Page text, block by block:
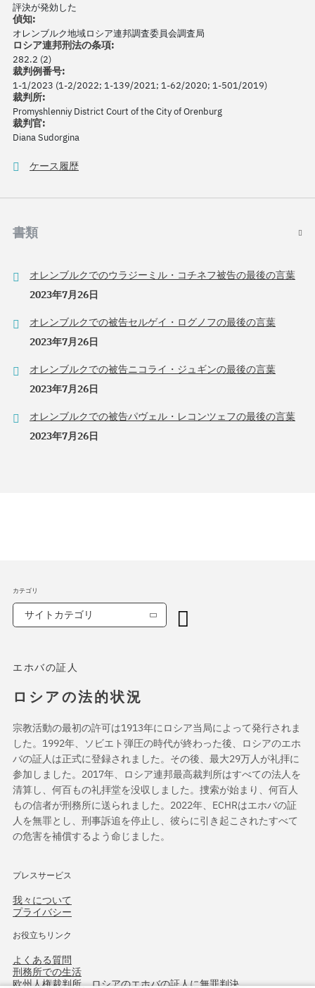
評決が発効した
偵知:
オレンブルク地域ロシア連邦調査委員会調査局
ロシア連邦刑法の条項:
282.2 (2)
裁判例番号:
1-1/2023 (1-2/2022; 1-139/2021; 1-62/2020; 1-501/2019)
裁判所:
Promyshlenniy District Court of the City of Orenburg
裁判官:
Diana Sudorgina
ケース履歴
書類
オレンブルクでのウラジーミル・コチネフ被告の最後の言葉
2023年7月26日
オレンブルクでの被告セルゲイ・ログノフの最後の言葉
2023年7月26日
オレンブルクでの被告ニコライ・ジュギンの最後の言葉
2023年7月26日
オレンブルクでの被告パヴェル・レコンツェフの最後の言葉
2023年7月26日
エホバの証人
ロシアの法的状況
宗教活動の最初の許可は1913年にロシア当局によって発行されま
した。1992年、ソビエト弾圧の時代が終わった後、ロシアのエホ
バの証人は正式に登録されました。その後、最大29万人が礼拝に
参加しました。2017年、ロシア連邦最高裁判所はすべての法人を
清算し、何百もの礼拝堂を没収しました。捜索が始まり、何百人
もの信者が刑務所に送られました。2022年、ECHRはエホバの証
人を無罪とし、刑事訴追を停止し、彼らに引き起こされたすべて
の危害を補償するよう命じました。
プレスサービス
我々について
プライバシー
お役立ちリンク
よくある質問
刑務所での生活
欧州人権裁判所、ロシアのエホバの証人に無罪判決
カテゴリ
サイトカテゴリ